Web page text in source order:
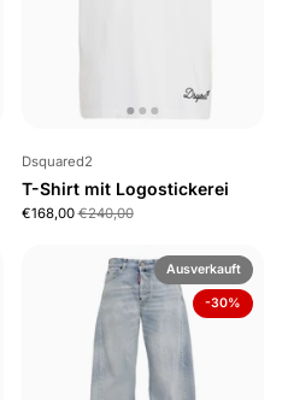
Dsquared2
T-Shirt mit Logostickerei
€168,00 €240,00
Ausverkauft
-30%